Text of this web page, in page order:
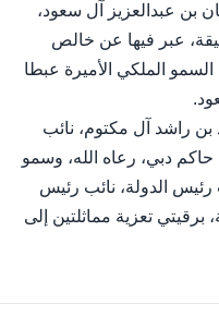
بن عبدالعزيز آل سعود،
عبر فيها عن خالص
الملكي الأميرة عبطا
راشد آل مكتوم، نائب
دبي، رعاه الله، وسمو
رئيس الدولة، نائب رئيس
تعزية مماثلتين إلى